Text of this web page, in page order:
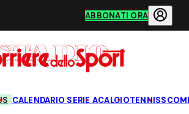
ABBONATI ORA
CALENDARIO SERIE ACALCIOTENNIS